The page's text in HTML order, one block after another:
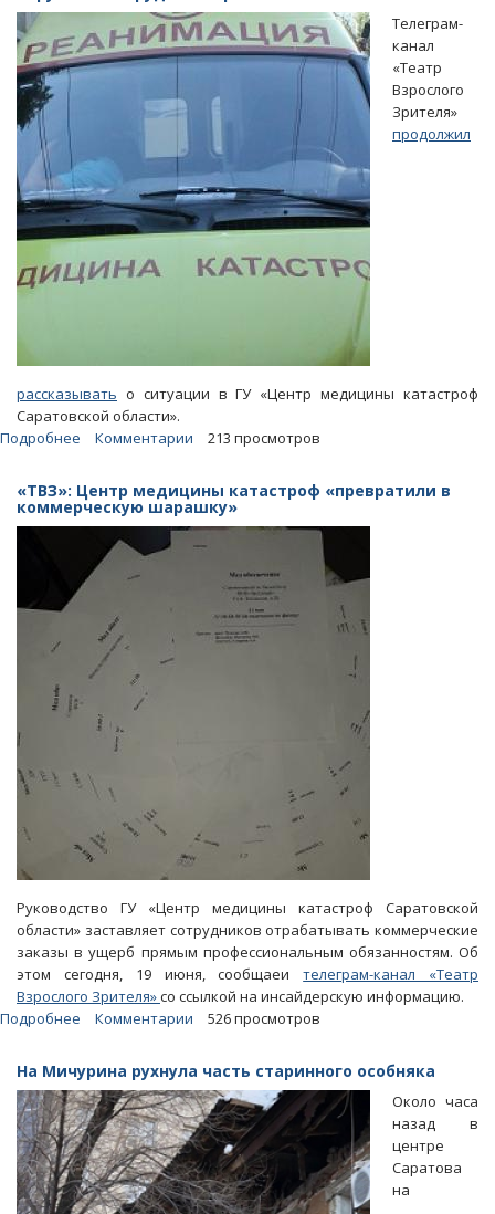
шоссе
рухнула
часть
Телеграм-
канал
«Театр
Взрослого
Зрителя»
продолжил
рассказывать о ситуации в ГУ «Центр медицины катастроф
Саратовской области».
Подробнее
Саратовском
Центре
медицины
катастроф
нарушались
трудовые
права
Комментарии 213 просмотров
«ТВЗ»: Центр медицины катастроф «превратили в
коммерческую шарашку»
Руководство ГУ «Центр медицины катастроф Саратовской
области» заставляет сотрудников отрабатывать коммерческие
заказы в ущерб прямым профессиональным обязанностям. Об
этом сегодня, 19 июня, сообщаеителеграм-канал «Театр
Взрослого Зрителя»со ссылкой на инсайдерскую информацию.
Подробнее
медицины
катастроф
«превратили
в
коммерческую
шарашку»
Комментарии 526 просмотров
На Мичурина рухнула часть старинного особняка
Около часа
назад в
центре
Саратова
на